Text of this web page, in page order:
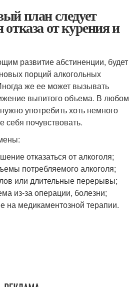
план следует
от курения и
развитие абстиненции, будет
порций алкогольных
же ее может вызывать
выпитого объема. В любом
употребить хоть немного
себя почувствовать.
отказаться от алкоголя;
потребляемого алкоголя;
или длительные перерывы;
из-за операции, болезни;
на медикаментозной терапии.